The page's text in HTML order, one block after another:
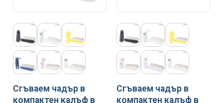
Сгъваем чадър в
компактен калъф в
Сгъваем чадър в
компактен калъф в